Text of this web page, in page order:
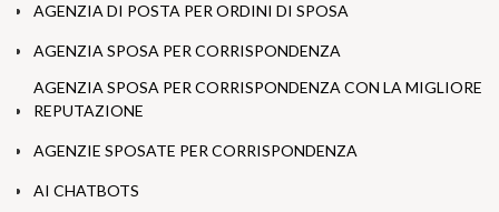
AGENZIA DI POSTA PER ORDINI DI SPOSA
AGENZIA SPOSA PER CORRISPONDENZA
AGENZIA SPOSA PER CORRISPONDENZA CON LA MIGLIORE
REPUTAZIONE
AGENZIE SPOSATE PER CORRISPONDENZA
AI CHATBOTS